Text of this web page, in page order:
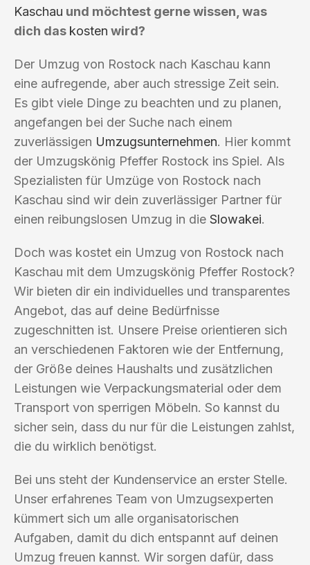
Kaschau und möchtest gerne wissen, was
dich das kosten wird?
Der Umzug von Rostock nach Kaschau kann
eine aufregende, aber auch stressige Zeit sein.
Es gibt viele Dinge zu beachten und zu planen,
angefangen bei der Suche nach einem
zuverlässigen Umzugsunternehmen. Hier kommt
der Umzugskönig Pfeffer Rostock ins Spiel. Als
Spezialisten für Umzüge von Rostock nach
Kaschau sind wir dein zuverlässiger Partner für
einen reibungslosen Umzug in die Slowakei.
Doch was kostet ein Umzug von Rostock nach
Kaschau mit dem Umzugskönig Pfeffer Rostock?
Wir bieten dir ein individuelles und transparentes
Angebot, das auf deine Bedürfnisse
zugeschnitten ist. Unsere Preise orientieren sich
an verschiedenen Faktoren wie der Entfernung,
der Größe deines Haushalts und zusätzlichen
Leistungen wie Verpackungsmaterial oder dem
Transport von sperrigen Möbeln. So kannst du
sicher sein, dass du nur für die Leistungen zahlst,
die du wirklich benötigst.
Bei uns steht der Kundenservice an erster Stelle.
Unser erfahrenes Team von Umzugsexperten
kümmert sich um alle organisatorischen
Aufgaben, damit du dich entspannt auf deinen
Umzug freuen kannst. Wir sorgen dafür, dass